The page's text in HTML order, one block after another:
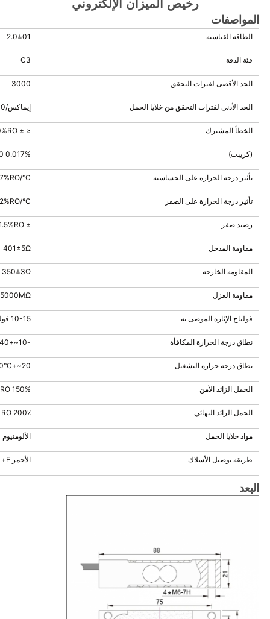
رخيص الميزان الإلكتروني
المواصفات
الطاقة القياسية 2.0±01
فئة الدقة C3
الحد الأقصى لفترات التحقق 3000
الحد الأدنى لفترات التحقق من خلايا الحمل إيماكس/7500
الخطأ المشترك ≤ ± 0.020%RO
(كريبت) 0.017% RO/30 دقيقة
تأثير درجة الحرارة على الحساسية °C
تأثير درجة الحرارة على الصفر °C
رصيد صفر ± 1.5%RO
مقاومة المدخل 401±5Ω
المقاومة الخارجة 350±3Ω
مقاومة العزل 5000MΩ
فولتاج الإثارة الموصى به 10-15 فولت
نطاق درجة الحرارة المكافأة -10~+40 درجة مئوية
نطاق درجة حرارة التشغيل 20~+70°C
الحمل الزائد الآمن 150% RO
الحمل الزائد النهائي 200٪ RO
مواد خلايا الحمل الألومنيوم
طريقة توصيل الأسلاك الأحمر E+ الأسود E- الأبيض S+ الأخضر S-
البعد